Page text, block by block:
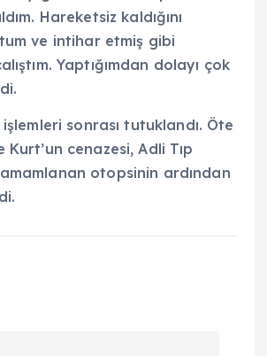
Hareketsiz kaldığını
ve intihar etmiş gibi
Yaptığımdan dolayı çok
sonrası tutuklandı. Öte
cenazesi, Adli Tıp
otopsinin ardından